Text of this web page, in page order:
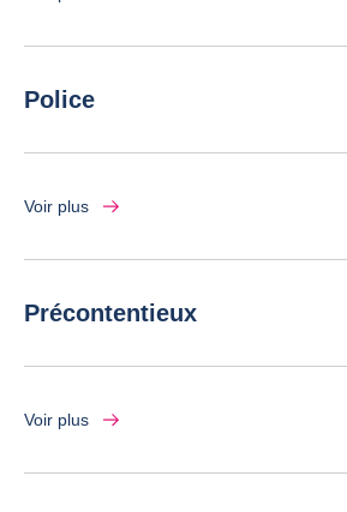
Police
Voir plus
Précontentieux
Voir plus